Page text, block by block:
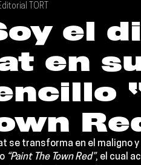
A...
Mejores de la Semana
el
en
TORT
se transforma en el maligno
“Paint The Town Red”, el cual